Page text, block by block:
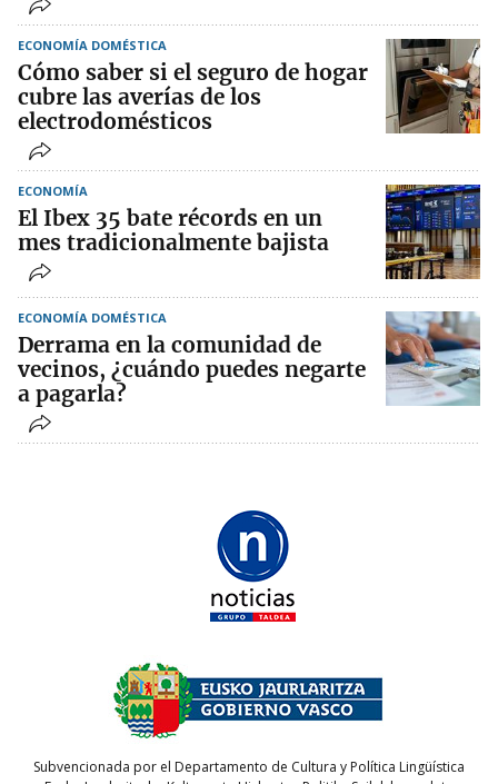
ECONOMÍA DOMÉSTICA
Cómo saber si el seguro de hogar
cubre las averías de los
electrodomésticos
ECONOMÍA
El Ibex 35 bate récords en un
mes tradicionalmente bajista
ECONOMÍA DOMÉSTICA
Derrama en la comunidad de
vecinos, ¿cuándo puedes negarte
a pagarla?
Subvencionada por el Departamento de Cultura y Política Lingüística